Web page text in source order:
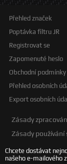
Přehled značek
Poptávka filtru JR
Registrovat se
Zapomenuté heslo
Obchodní podmínky
Přehled osobních
Export osobních
Zásady
Zásady
Chcete dostávat
našeho e-mailového